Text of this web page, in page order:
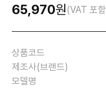
65,970원(VAT 포함
상품코드
제조사(브랜드)
모델명